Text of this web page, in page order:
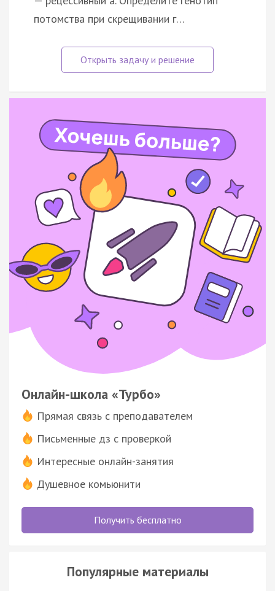
потомства при скрещивании г…
Онлайн-школа «Турбо»
Прямая связь с преподавателем
Письменные дз с проверкой
Интересные онлайн-занятия
Душевное комьюнити
Получить бесплатно
Популярные материалы